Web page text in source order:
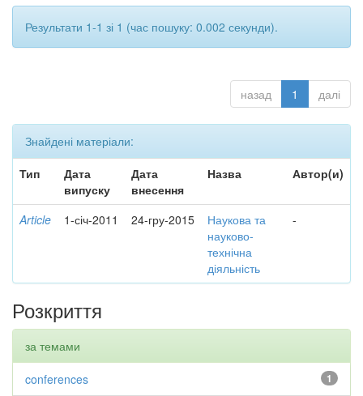
Результати 1-1 зі 1 (час пошуку: 0.002 секунди).
назад 1 далі
Знайдені матеріали:
Тип
Дата
випуску
Дата
внесення
Назва Автор(и)
Article 1-січ-2011 24-гру-2015
Наукова та
науково-
технічна
діяльність
-
Розкриття
за темами
1
conferences